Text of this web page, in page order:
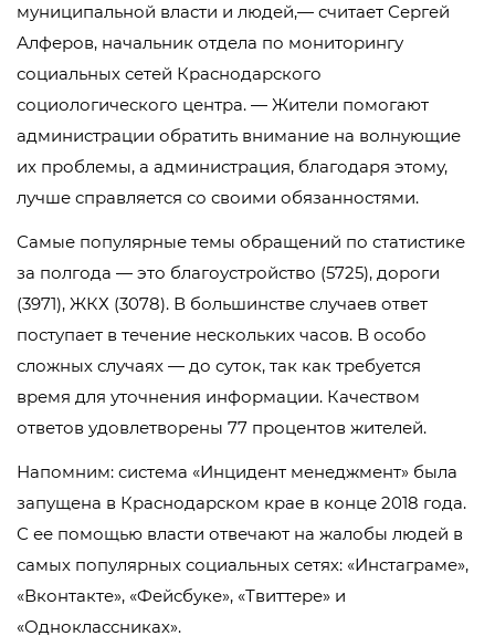
муниципальной власти и людей,— считает Сергей
Алферов, начальник отдела по мониторингу
социальных сетей Краснодарского
социологического центра. — Жители помогают
администрации обратить внимание на волнующие
их проблемы, а администрация, благодаря этому,
лучше справляется со своими обязанностями.
Самые популярные темы обращений по статистике
за полгода — это благоустройство (5725), дороги
(3971), ЖКХ (3078). В большинстве случаев ответ
поступает в течение нескольких часов. В особо
сложных случаях — до суток, так как требуется
время для уточнения информации. Качеством
ответов удовлетворены 77 процентов жителей.
Напомним: система «Инцидент менеджмент» была
запущена в Краснодарском крае в конце 2018 года.
С ее помощью власти отвечают на жалобы людей в
самых популярных социальных сетях: «Инстаграме»,
«Вконтакте», «Фейсбуке», «Твиттере» и
«Одноклассниках».